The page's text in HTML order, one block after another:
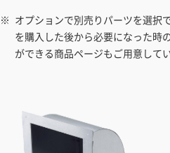
オプションで別売りパーツを選択
を購入した後から必要になった時
ができる商品ページもご用意してい